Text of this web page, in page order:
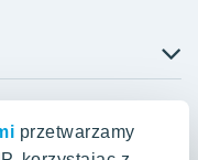
przetwarzamy